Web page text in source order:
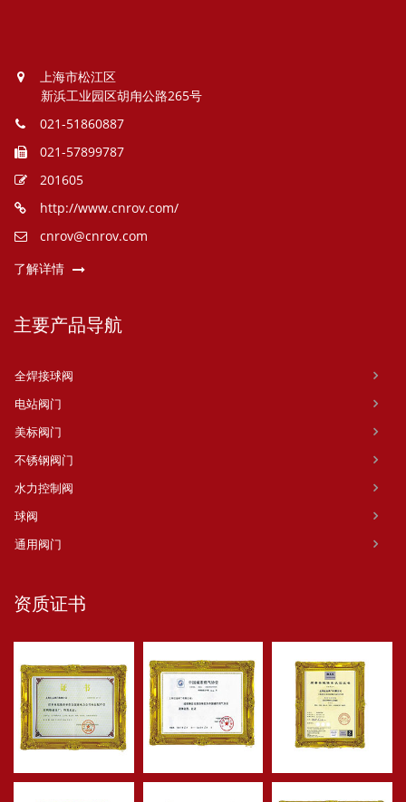
上海市松江区
新浜工业园区胡甪公路265号
021-51860887
021-57899787
201605
http://www.cnrov.com/
cnrov@cnrov.com
了解详情
主要产品导航
全焊接球阀
电站阀门
美标阀门
不锈钢阀门
水力控制阀
球阀
通用阀门
资质证书